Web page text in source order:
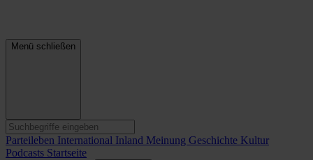
Menü schließen
Parteileben International Inland Meinung Geschichte Kultur
Podcasts Startseite